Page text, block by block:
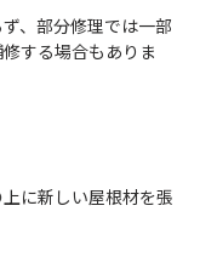
、部分修理では一部
する場合もありま
に新しい屋根材を張